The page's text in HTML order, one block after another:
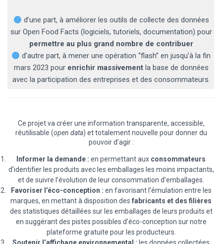
d’une part, à améliorer les outils de collecte des données
sur Open Food Facts (logiciels, tutoriels, documentation) pour
permettre au plus grand nombre de contribuer
d’autre part, à mener une opération “flash” en jusqu’à la fin
mars 2023 pour enrichir massivement la base de données
avec la participation des entreprises et des consommateurs.
Ce projet va créer une information transparente, accessible,
réutilisable (open data) et totalement nouvelle pour donner du
pouvoir d’agir :
Informer la demande : en permettant aux consommateurs
d’identifier les produits avec les emballages les moins impactants,
et de suivre l’évolution de leur consommation d’emballages.
Favoriser l’éco-conception : en favorisant l’émulation entre les
marques, en mettant à disposition des fabricants et des filières
des statistiques détaillées sur les emballages de leurs produits et
en suggérant des pistes possibles d’éco-conception sur notre
plateforme gratuite pour les producteurs.